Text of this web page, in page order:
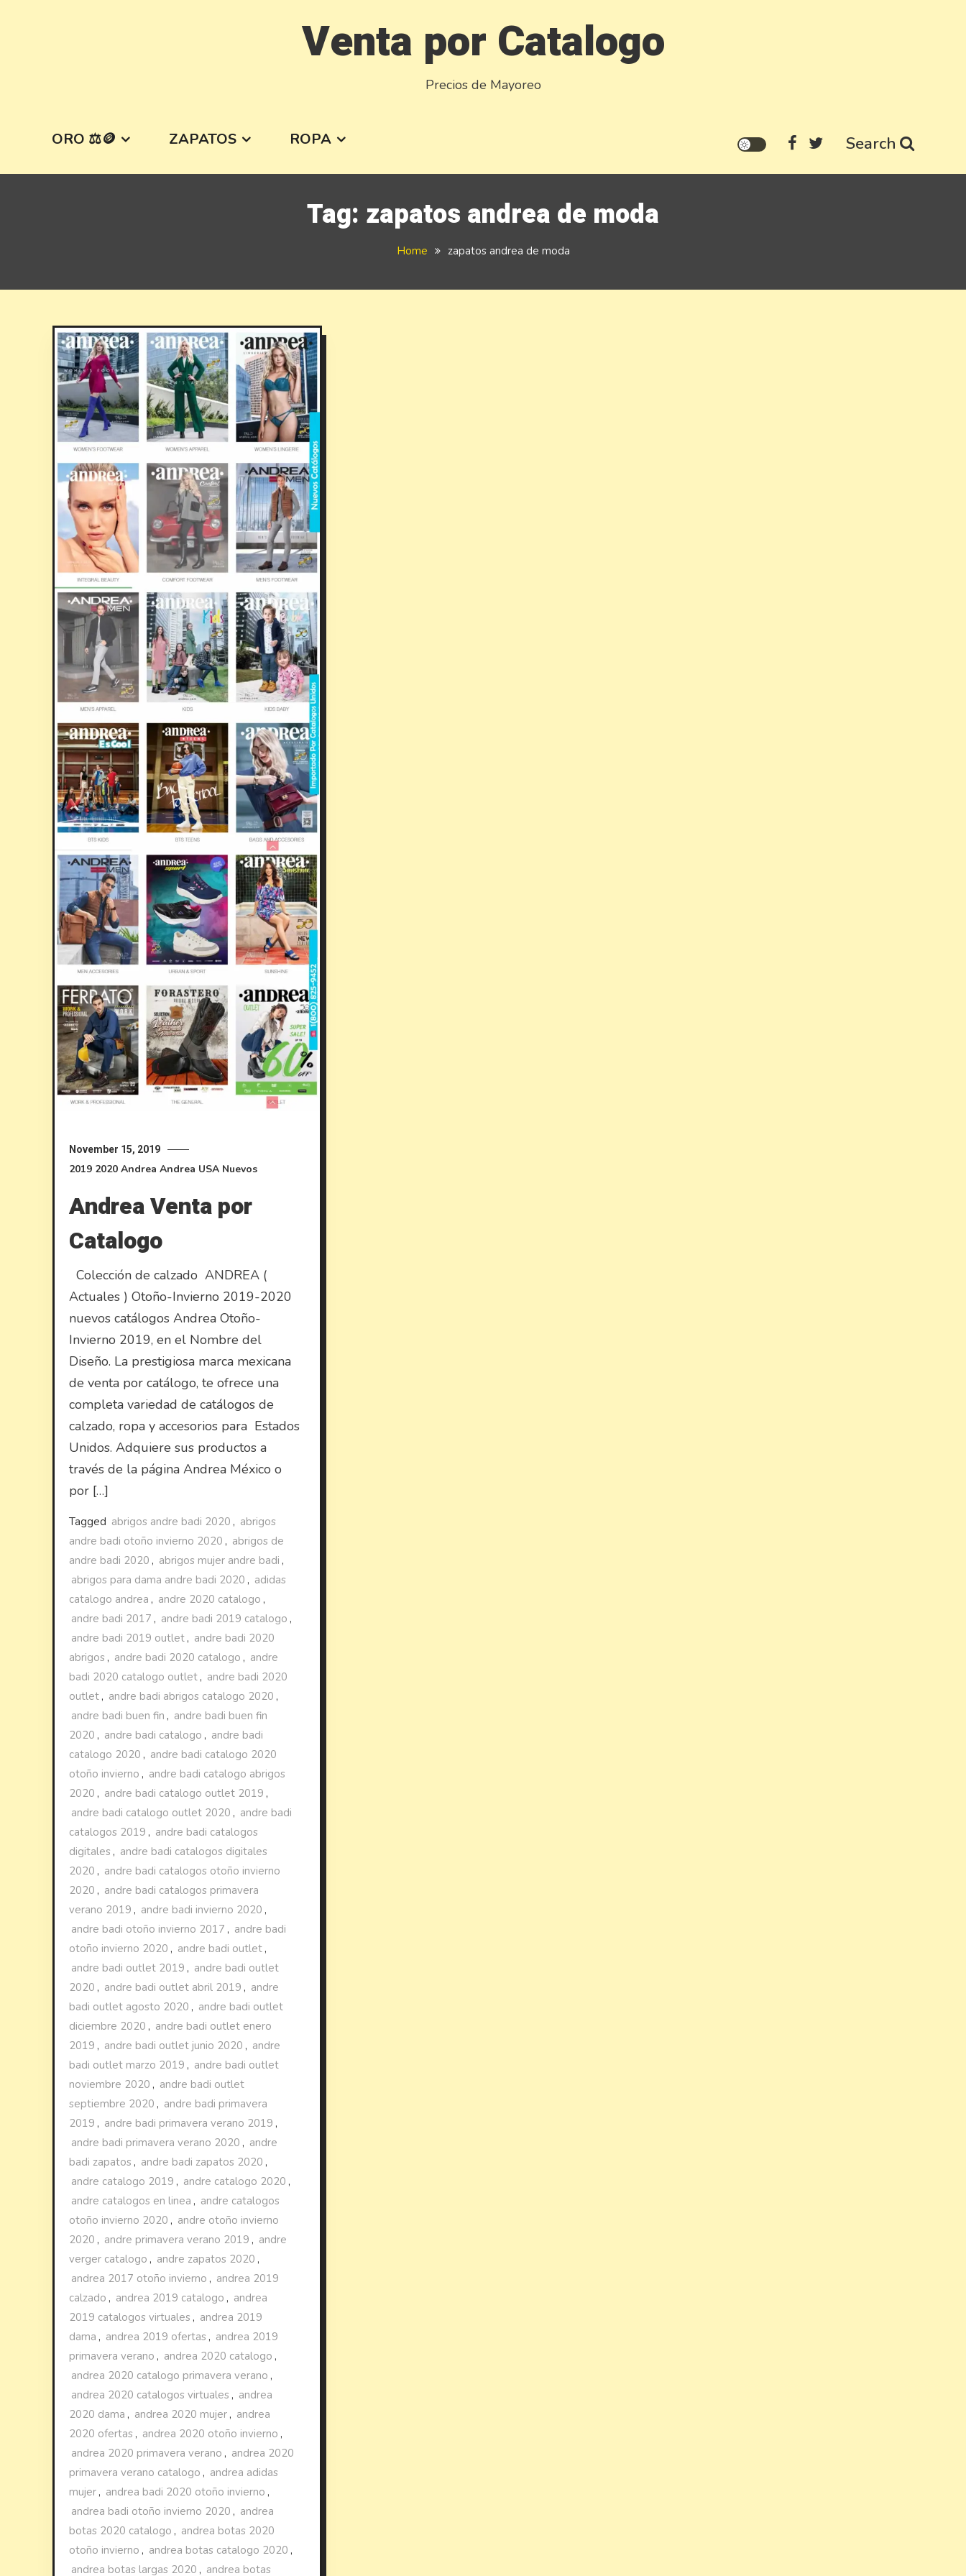
Venta por Catalogo
Precios de Mayoreo
ORO ⚖️🪙 ZAPATOS ROPA Search
Tag: zapatos andrea de moda
Home zapatos andrea de moda
November 15, 2019
2019 2020 Andrea Andrea USA Nuevos
Andrea Venta por
Catalogo
Colección de calzado ANDREA (
Actuales ) Otoño-Invierno 2019-2020
nuevos catálogos Andrea Otoño-
Invierno 2019, en el Nombre del
Diseño. La prestigiosa marca mexicana
de venta por catálogo, te ofrece una
completa variedad de catálogos de
calzado, ropa y accesorios para Estados
Unidos. Adquiere sus productos a
través de la página Andrea México o
por […]
Tagged abrigos andre badi 2020 , abrigos
andre badi otoño invierno 2020 , abrigos de
andre badi 2020 , abrigos mujer andre badi ,
abrigos para dama andre badi 2020 , adidas
catalogo andrea , andre 2020 catalogo ,
andre badi 2017 , andre badi 2019 catalogo ,
andre badi 2019 outlet , andre badi 2020
abrigos , andre badi 2020 catalogo , andre
badi 2020 catalogo outlet , andre badi 2020
outlet , andre badi abrigos catalogo 2020 ,
andre badi buen fin , andre badi buen fin
2020 , andre badi catalogo , andre badi
catalogo 2020 , andre badi catalogo 2020
otoño invierno , andre badi catalogo abrigos
2020 , andre badi catalogo outlet 2019 ,
andre badi catalogo outlet 2020 , andre badi
catalogos 2019 , andre badi catalogos
digitales , andre badi catalogos digitales
2020 , andre badi catalogos otoño invierno
2020 , andre badi catalogos primavera
verano 2019 , andre badi invierno 2020 ,
andre badi otoño invierno 2017 , andre badi
otoño invierno 2020 , andre badi outlet ,
andre badi outlet 2019 , andre badi outlet
2020 , andre badi outlet abril 2019 , andre
badi outlet agosto 2020 , andre badi outlet
diciembre 2020 , andre badi outlet enero
2019 , andre badi outlet junio 2020 , andre
badi outlet marzo 2019 , andre badi outlet
noviembre 2020 , andre badi outlet
septiembre 2020 , andre badi primavera
2019 , andre badi primavera verano 2019 ,
andre badi primavera verano 2020 , andre
badi zapatos , andre badi zapatos 2020 ,
andre catalogo 2019 , andre catalogo 2020 ,
andre catalogos en linea , andre catalogos
otoño invierno 2020 , andre otoño invierno
2020 , andre primavera verano 2019 , andre
verger catalogo , andre zapatos 2020 ,
andrea 2017 otoño invierno , andrea 2019
calzado , andrea 2019 catalogo , andrea
2019 catalogos virtuales , andrea 2019
dama , andrea 2019 ofertas , andrea 2019
primavera verano , andrea 2020 catalogo ,
andrea 2020 catalogo primavera verano ,
andrea 2020 catalogos virtuales , andrea
2020 dama , andrea 2020 mujer , andrea
2020 ofertas , andrea 2020 otoño invierno ,
andrea 2020 primavera verano , andrea 2020
primavera verano catalogo , andrea adidas
mujer , andrea badi 2020 otoño invierno ,
andrea badi otoño invierno 2020 , andrea
botas 2020 catalogo , andrea botas 2020
otoño invierno , andrea botas catalogo 2020 ,
andrea botas largas 2020 , andrea botas